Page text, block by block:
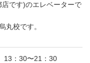
です)のエレベーターで
丸校です。
13：30〜21：30